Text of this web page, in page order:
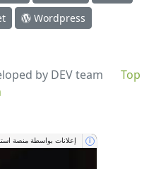
Wordpress
Top
by DEV team
إعلانات بواسطة منصة i